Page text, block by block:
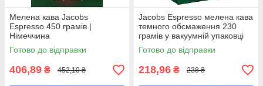
Мелена кава Jacobs
Espresso 450 грамів |
Німеччина
Готово до відправки
406,89 ₴ 452,10 ₴
Jacobs Espresso мелена кава
темного обсмаження 230
грамів у вакуумній упаковці
Готово до відправки
218,96 ₴ 238 ₴